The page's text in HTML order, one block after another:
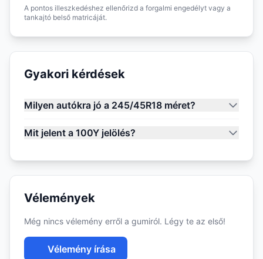
A pontos illeszkedéshez ellenőrizd a forgalmi engedélyt vagy a
tankajtó belső matricáját.
Gyakori kérdések
Milyen autókra jó a 245/45R18 méret?
Mit jelent a 100Y jelölés?
Vélemények
Még nincs vélemény erről a gumiról. Légy te az első!
Vélemény írása